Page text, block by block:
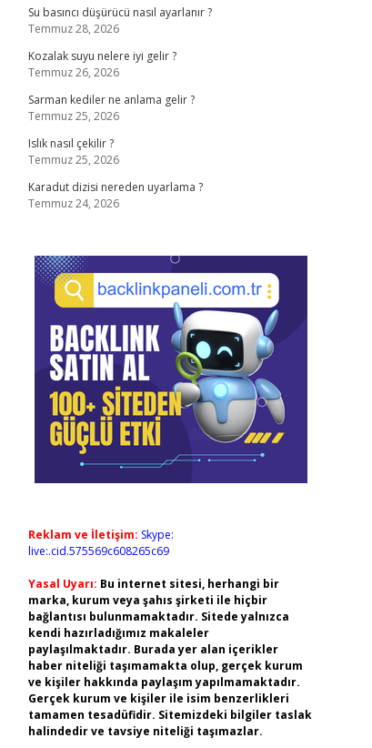
Su basıncı düşürücü nasıl ayarlanır ?
Temmuz 28, 2026
Kozalak suyu nelere iyi gelir ?
Temmuz 26, 2026
Sarman kediler ne anlama gelir ?
Temmuz 25, 2026
Islık nasıl çekilir ?
Temmuz 25, 2026
Karadut dizisi nereden uyarlama ?
Temmuz 24, 2026
Reklam ve İletişim: Skype:
live:.cid.575569c608265c69
Yasal Uyarı: Bu internet sitesi, herhangi bir
marka, kurum veya şahıs şirketi ile hiçbir
bağlantısı bulunmamaktadır. Sitede yalnızca
kendi hazırladığımız makaleler
paylaşılmaktadır. Burada yer alan içerikler
haber niteliği taşımamakta olup, gerçek kurum
ve kişiler hakkında paylaşım yapılmamaktadır.
Gerçek kurum ve kişiler ile isim benzerlikleri
tamamen tesadüfidir. Sitemizdeki bilgiler taslak
halindedir ve tavsiye niteliği taşımazlar.